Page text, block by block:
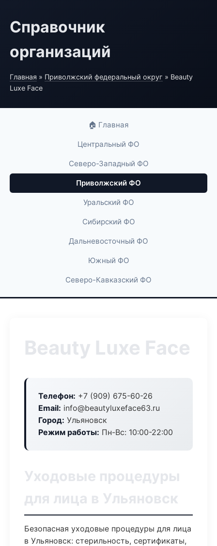
Справочник
организаций
Главная » Приволжский федеральный округ » Beauty
Luxe Face
🏠 Главная
Центральный ФО
Северо-Западный ФО
Приволжский ФО
Уральский ФО
Сибирский ФО
Дальневосточный ФО
Южный ФО
Северо-Кавказский ФО
Beauty Luxe Face
Телефон: +7 (909) 675-60-26
Email: info@beautyluxeface63.ru
Город: Ульяновск
Режим работы: Пн-Вс: 10:00-22:00
Уходовые процедуры
для лица в Ульяновск
Безопасная уходовые процедуры для лица
в Ульяновск: стерильность, сертификаты,